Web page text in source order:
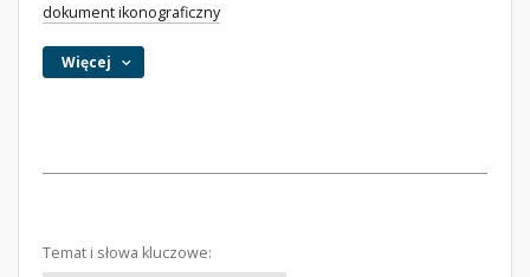
dokument ikonograficzny
Więcej
Temat i słowa kluczowe: